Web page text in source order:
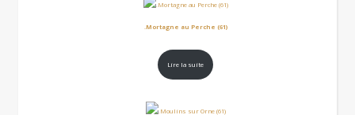
.Mortagne au Perche (61)
Lire la suite